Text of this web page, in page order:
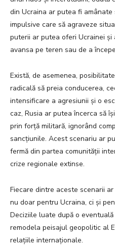
din Ucraina ar putea fi
impulsive care să agraveze
puterii ar putea oferi Ucrainei
avansa pe teren sau de a
Există, de asemenea,
radicală să preia conducerea,
intensificare a agresiunii și o
caz, Rusia ar putea încerca să
prin forță militară, ignorând
sancțiunile. Acest scenariu ar
fermă din partea comunității
crize regionale extinse.
Fiecare dintre aceste scenarii
nu doar pentru Ucraina, ci și
Deciziile luate după o
remodela peisajul geopolitic al
relațiile internaționale.